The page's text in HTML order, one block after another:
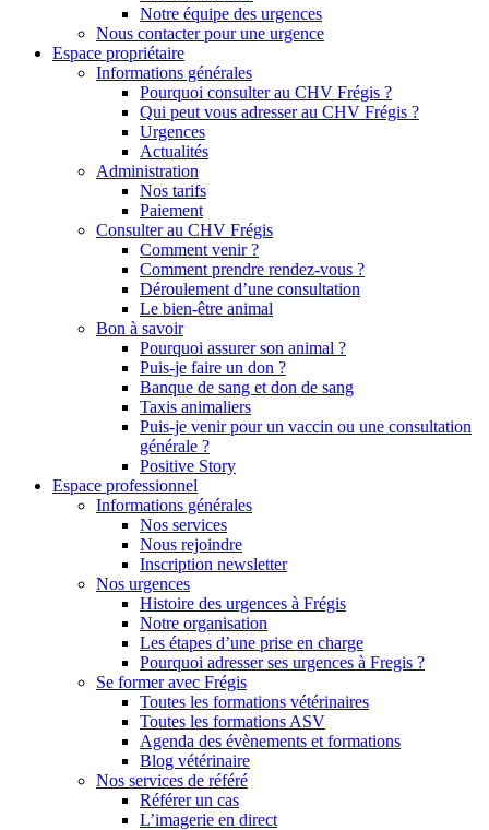
Notre équipe des urgences
Nous contacter pour une urgence
Espace propriétaire
Informations générales
Pourquoi consulter au CHV Frégis ?
Qui peut vous adresser au CHV Frégis ?
Urgences
Actualités
Administration
Nos tarifs
Paiement
Consulter au CHV Frégis
Comment venir ?
Comment prendre rendez-vous ?
Déroulement d’une consultation
Le bien-être animal
Bon à savoir
Pourquoi assurer son animal ?
Puis-je faire un don ?
Banque de sang et don de sang
Taxis animaliers
Puis-je venir pour un vaccin ou une consultation
générale ?
Positive Story
Espace professionnel
Informations générales
Nos services
Nous rejoindre
Inscription newsletter
Nos urgences
Histoire des urgences à Frégis
Notre organisation
Les étapes d’une prise en charge
Pourquoi adresser ses urgences à Fregis ?
Se former avec Frégis
Toutes les formations vétérinaires
Toutes les formations ASV
Agenda des évènements et formations
Blog vétérinaire
Nos services de référé
Référer un cas
L’imagerie en direct